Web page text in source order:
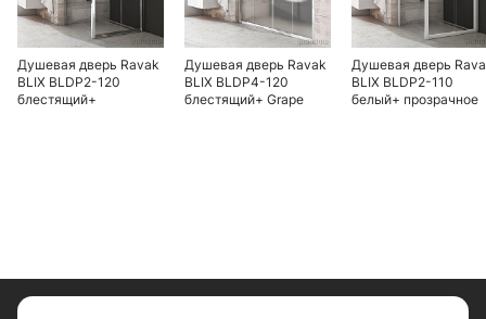
Душевая дверь Ravak
BLIX BLDP2-120
блестящий+
Душевая дверь Ravak
BLIX BLDP4-120
блестящий+ Grape
Душевая дверь
BLIX BLDP2-110
белый+ прозрачное